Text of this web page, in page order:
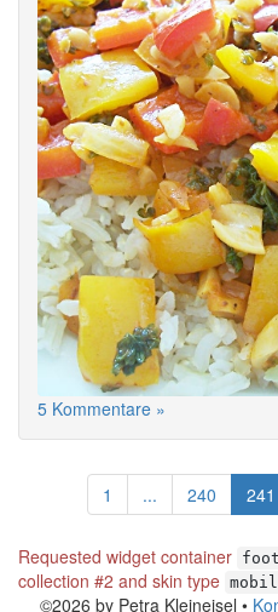
5 Kommentare »
1 ... 240 241
Requested widget container
collection #2 and skin type
©2026 by Petra Kleineisel •